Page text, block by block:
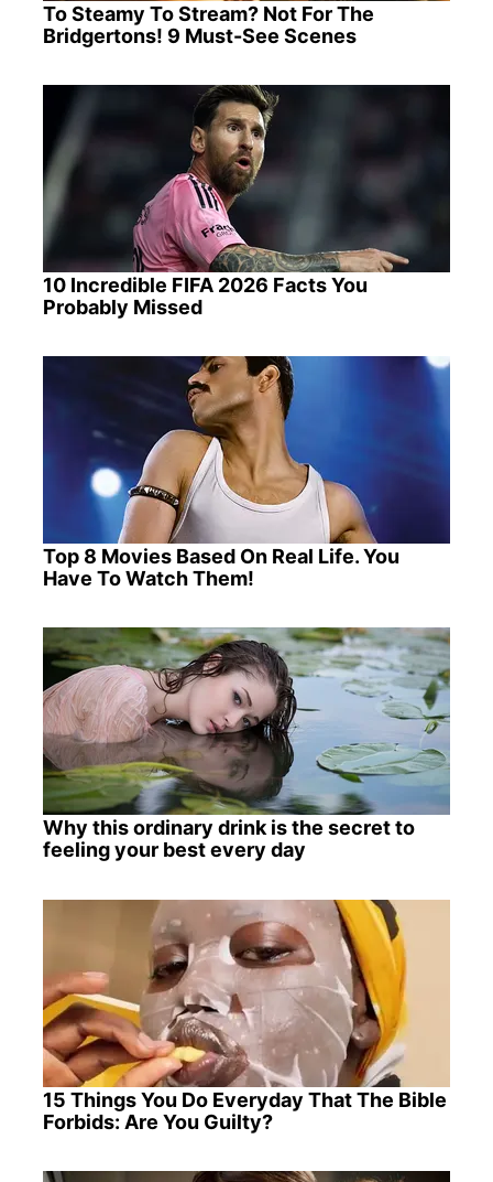
To Steamy To Stream? Not For The
Bridgertons! 9 Must-See Scenes
10 Incredible FIFA 2026 Facts You
Probably Missed
Top 8 Movies Based On Real Life. You
Have To Watch Them!
Why this ordinary drink is the secret to
feeling your best every day
15 Things You Do Everyday That The Bible
Forbids: Are You Guilty?